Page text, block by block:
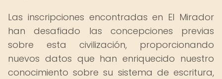
Las inscripciones encontradas en El Mirador
han desafiado las concepciones previas
sobre esta civilización, proporcionando
nuevos datos que han enriquecido nuestro
conocimiento sobre su sistema de escritura,